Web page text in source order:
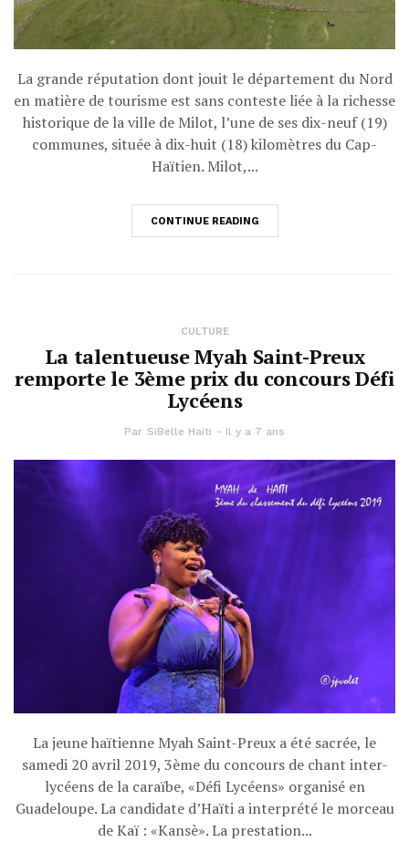
La grande réputation dont jouit le département du Nord
en matière de tourisme est sans conteste liée à la richesse
historique de la ville de Milot, l’une de ses dix-neuf (19)
communes, située à dix-huit (18) kilomètres du Cap-
Haïtien. Milot,...
CONTINUE READING
CULTURE
La talentueuse Myah Saint-Preux
remporte le 3ème prix du concours Défi
Lycéens
Par SiBelle Haiti Il y a 7 ans
La jeune haïtienne Myah Saint-Preux a été sacrée, le
samedi 20 avril 2019, 3ème du concours de chant inter-
lycéens de la caraïbe, «Défi Lycéens» organisé en
Guadeloupe. La candidate d’Haïti a interprété le morceau
de Kaï : «Kansè». La prestation...